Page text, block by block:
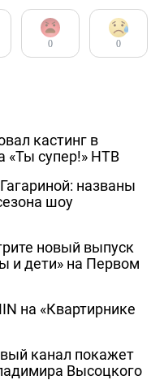
0 0
кастинг в
«Ты супер!» НТВ
названы
шоу
новый выпуск
и дети» на Первом
на «Квартирнике
канал покажет
Высоцкого